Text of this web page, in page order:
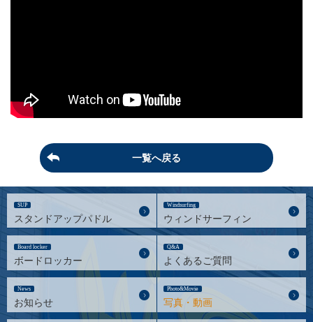
一覧へ戻る
SUP
スタンドアップパドル
Windsurfing
ウィンドサーフィン
Board locker
ボードロッカー
Q&A
よくあるご質問
News
お知らせ
Photo&Movie
写真・動画